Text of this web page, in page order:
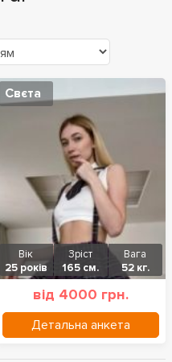
Свєта
Вік
25 років
Зріст
165 см.
Вага
52 кг.
від 4000 грн.
Детальна анкета